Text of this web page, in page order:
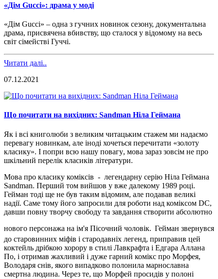
«Дім Gucci»: драма у моді
«Дім Gucci» – одна з гучних новинок сезону, документальна
драма, присвячена вбивству, що сталося у відомому на весь
світ сімействі Гуччі.
Читати далі..
07.12.2021
Що почитати на вихідних: Sandman Ніла Геймана
Як і всі книголюби з великим читацьким стажем ми надаємо
перевагу новинкам, але іноді хочеться перечитати «золоту
класику». І попри всю нашу повагу, мова зараз зовсім не про
шкільний перелік класиків літератури.
Мова про класику коміксів - легендарну серію Ніла Геймана
Sandman. Перший том вийшов у вже далекому 1989 році.
Гейман тоді ще не був таким відомим, але подавав великі
надії. Саме тому його запросили для роботи над коміксом DC,
давши повну творчу свободу та завдання створити абсолютно
нового персонажа на ім'я Пісочний чоловік. Гейман звернувся
до старовинних міфів і стародавніх легенд, приправив цей
коктейль дрібкою хорору в стилі Лавкрафта і Едгара Аллана
По, і отримав жахливий і дуже гарний комікс про Морфея,
Володаря снів, якого випадково полонила марнославна
смертна людина. Через те, що Морфей просидів у полоні